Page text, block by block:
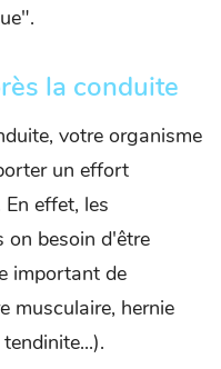
la conduite
votre organisme
un effort
effet, les
on besoin d'être
important de
musculaire, hernie